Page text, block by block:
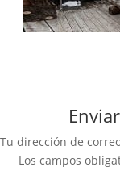
Tu dirección de
Los campos